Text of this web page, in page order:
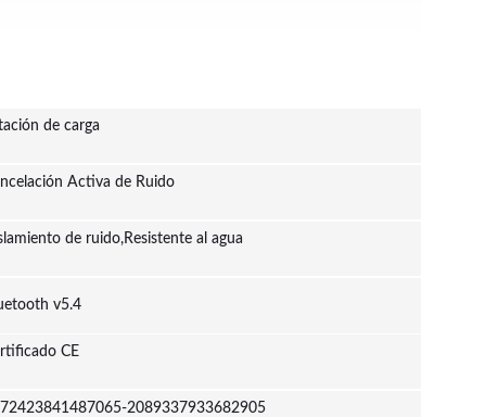
de carga
Activa de Ruido
de ruido,Resistente al agua
v5.4
CE
2089337933682905